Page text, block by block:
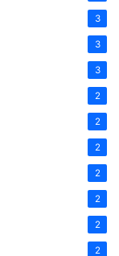
3
3
3
2
2
2
2
2
2
2